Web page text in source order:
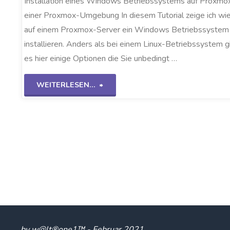
einer Proxmox-Umgebung In diesem Tutorial zeige ich
auf einem Proxmox-Server ein Windows Betriebssystem
installieren. Anders als bei einem Linux-Betriebssystem
es hier einige Optionen die Sie unbedingt …
WEITERLESEN...
"Windows